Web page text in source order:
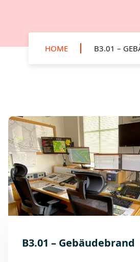
HOME B3.01 –
B3.01 – Gebäudebrand